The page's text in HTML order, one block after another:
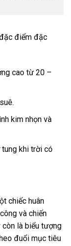
điểm đặc
cao từ 20 –
kim nhọn và
tung khi trời có
chiếc huân
và chiến
còn là biểu tượng
đuổi mục tiêu